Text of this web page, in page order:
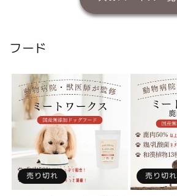
フード
売り切れ 売り切れ